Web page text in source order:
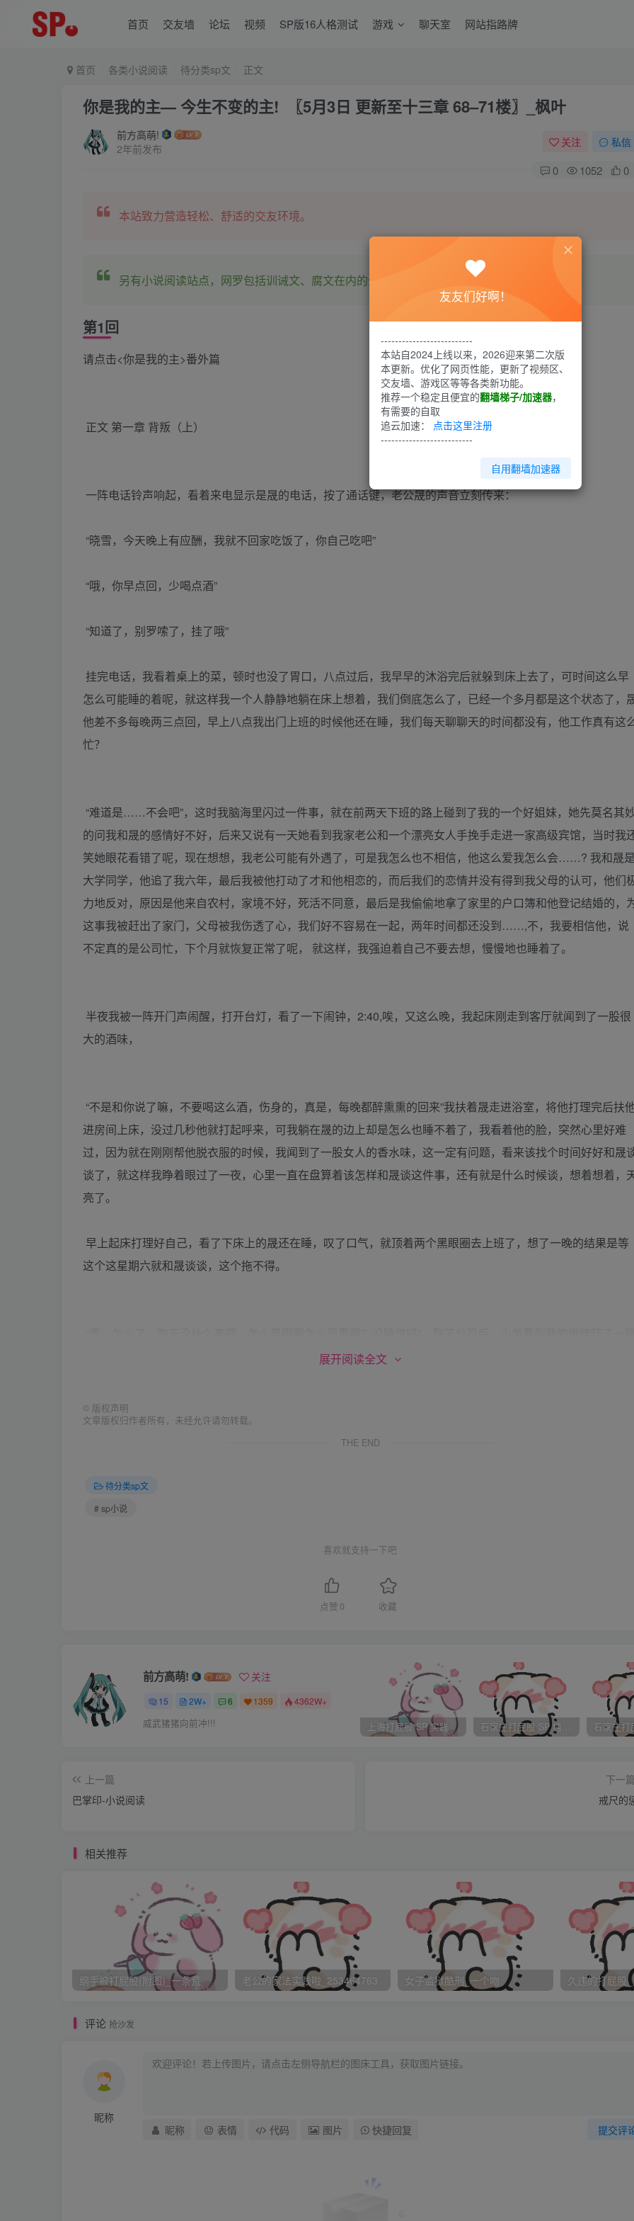
首页 交友墙 论坛 视频 SP版16人格测试 游戏 聊天室 网站指路牌
首页 各类小说阅读 待分类sp文 正文
你是我的主— 今生不变的主! 〖5月3日 更新至十三章 68–71楼〗_枫叶
前方高萌!
2年前发布
关注 私信
0 1052 0
本站致力营造轻松、舒适的交友环境。
另有小说阅读站点，网罗包括训诫文、腐文在内的全网书源。
第1回
请点击<你是我的主>番外篇
正文 第一章 背叛（上）
一阵电话铃声响起，看着来电显示是晟的电话，按了通话键，老公晟的声音立刻传来：
“晓雪，今天晚上有应酬，我就不回家吃饭了，你自己吃吧”
“哦，你早点回，少喝点酒”
“知道了，别罗嗦了，挂了哦”
挂完电话，我看着桌上的菜，顿时也没了胃口，八点过后，我早早的沐浴完后就躲到床上去了，可时间这么早
怎么可能睡的着呢，就这样我一个人静静地躺在床上想着，我们倒底怎么了，已经一个多月都是这个状态了，
他差不多每晚两三点回，早上八点我出门上班的时候他还在睡，我们每天聊聊天的时间都没有，他工作真有这
忙？
“难道是……不会吧”，这时我脑海里闪过一件事，就在前两天下班的路上碰到了我的一个好姐妹，她先莫名其
的问我和晟的感情好不好，后来又说有一天她看到我家老公和一个漂亮女人手挽手走进一家高级宾馆，当时我
笑她眼花看错了呢，现在想想，我老公可能有外遇了，可是我怎么也不相信，他这么爱我怎么会……? 我和晟
大学同学，他追了我六年，最后我被他打动了才和他相恋的，而后我们的恋情并没有得到我父母的认可，他们
力地反对，原因是他来自农村，家境不好，死活不同意，最后是我偷偷地拿了家里的户口簿和他登记结婚的，
这事我被赶出了家门，父母被我伤透了心，我们好不容易在一起，两年时间都还没到……,不，我要相信他，说
不定真的是公司忙，下个月就恢复正常了呢， 就这样，我强迫着自己不要去想，慢慢地也睡着了。
半夜我被一阵开门声闹醒，打开台灯，看了一下闹钟，2:40,唉，又这么晚，我起床刚走到客厅就闻到了一股很
大的酒味，
“不是和你说了嘛，不要喝这么酒，伤身的，真是，每晚都醉熏熏的回来”我扶着晟走进浴室，将他打理完后扶
进房间上床，没过几秒他就打起呼来，可我躺在晟的边上却是怎么也睡不着了，我看着他的脸，突然心里好难
过，因为就在刚刚帮他脱衣服的时候，我闻到了一股女人的香水味，这一定有问题，看来该找个时间好好和晟
谈了，就这样我睁着眼过了一夜，心里一直在盘算着该怎样和晟谈这件事，还有就是什么时候谈，想着想着，
亮了。
早上起床打理好自己，看了下床上的晟还在睡，叹了口气，就顶着两个黑眼圈去上班了，想了一晚的结果是等
这个这星期六就和晟谈谈，这个拖不得。
“没事，昨晚喝了杯咖啡，晚上就睡不着了，这不两只眼睛像个熊猫眼一样”，我笑着解释道。
“哦，原来是这样，你真是，晚上喝什么咖啡，下午没什么事就早点下班回家休息吧”。
“晓雪”，听到有人叫我名字，抬头一看，是我们部门李经理。
“是啊，小朱他家里有急事请假了，他手上的工作你跟进吧，把十一黄金周的营销方案做一下吧，下午开个会讨
论，对了，还有你辛苦一点，这星期六随我出差去南京谈个项目吧，三四天左右，”进了办公室，李经理开门见
山的就对我说道。
“家里的事急吗，不急的话缓一缓吧，我也是没办法，本来是小朱去的，现在他不在，况且整个部门就只有你和
只能再另找时间了。
出了经理室走到自己的座位上开始了一天的忙碌生活，开会，方案，策划，再开会，打电话，忙的是天昏地
暗，由于部门少了一个人，所以我的工作量也增大了，一连三天晚上都加班，午饭有时候就一个三明治对付了
晟，怪了，他今天怎么没应酬啊。
展开阅读全文
© 版权声明
文章版权归作者所有，未经允许请勿转载。
THE END
待分类sp文
# sp小说
喜欢就支持一下吧
点赞 0 收藏
前方高萌! 关注
15 2W+ 6 1359 4362W+
威武猪猪向前冲!!! 上海打屁股 SP 实践 石家庄打屁股 SP 纯实践
上一篇
巴掌印-小说阅读
下一
戒尺的
相关推荐
纲手被打屁股(附图)_一条荒 老公的家法实践啦_253464763 女子监狱酷刑_一个吻 久违的打屁股
评论 抢沙发
昵称
提交评
昵称 表情 代码 图片 快捷回复
友友们好啊！
--------------------------
本站自2024上线以来，2026迎来第二次版
本更新。优化了网页性能，更新了视频区、
交友墙、游戏区等等各类新功能。
推荐一个稳定且便宜的翻墙梯子/加速器，
有需要的自取
追云加速： 点击这里注册
--------------------------
自用翻墙加速器